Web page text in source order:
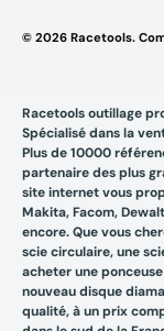
© 2026 Racetools.
Racetools outillage
Spécialisé dans la
Plus de 10000
partenaire des plus
site internet vous
Makita, Facom,
encore. Que vous
scie circulaire, une
acheter une
nouveau disque
qualité, à un prix